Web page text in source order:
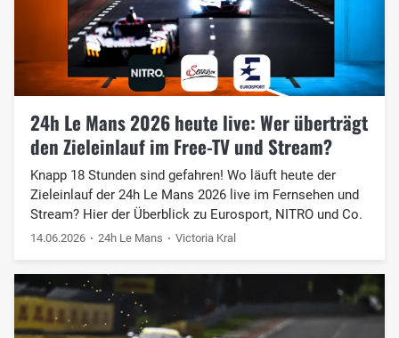
24h Le Mans 2026 heute live: Wer überträgt
den Zieleinlauf im Free-TV und Stream?
Knapp 18 Stunden sind gefahren! Wo läuft heute der
Zieleinlauf der 24h Le Mans 2026 live im Fernsehen und
Stream? Hier der Überblick zu Eurosport, NITRO und Co.
14.06.2026 24h Le Mans Victoria Kral